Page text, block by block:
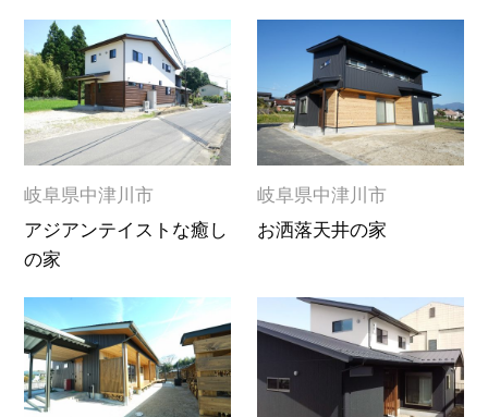
岐阜県中津川市
アジアンテイストな癒し
の家
岐阜県中津川市
お洒落天井の家